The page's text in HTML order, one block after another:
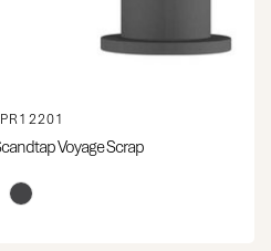
Voyage Scrap